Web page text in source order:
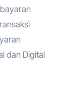
dan Digital